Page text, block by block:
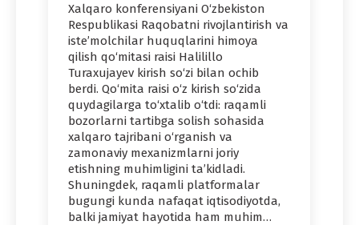
Xalqaro konferensiyani O‘zbekiston
Respublikasi Raqobatni rivojlantirish va
iste’molchilar huquqlarini himoya
qilish qo‘mitasi raisi Halilillo
Turaxujayev kirish so‘zi bilan ochib
berdi. Qo‘mita raisi o‘z kirish so‘zida
quydagilarga to‘xtalib o‘tdi: raqamli
bozorlarni tartibga solish sohasida
xalqaro tajribani o‘rganish va
zamonaviy mexanizmlarni joriy
etishning muhimligini ta’kidladi.
Shuningdek, raqamli platformalar
bugungi kunda nafaqat iqtisodiyotda,
balki jamiyat hayotida ham muhim…